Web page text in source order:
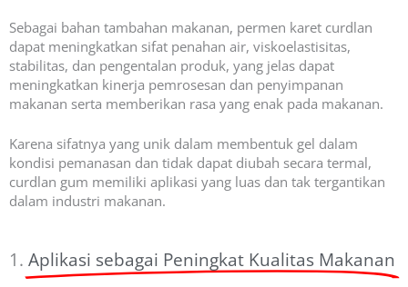
Sebagai bahan tambahan makanan, permen karet curdlan
dapat meningkatkan sifat penahan air, viskoelastisitas,
stabilitas, dan pengentalan produk, yang jelas dapat
meningkatkan kinerja pemrosesan dan penyimpanan
makanan serta memberikan rasa yang enak pada makanan.
Karena sifatnya yang unik dalam membentuk gel dalam
kondisi pemanasan dan tidak dapat diubah secara termal,
curdlan gum memiliki aplikasi yang luas dan tak tergantikan
dalam industri makanan.
1. Aplikasi sebagai Peningkat Kualitas Makanan